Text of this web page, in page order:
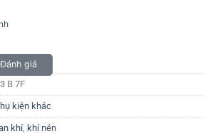
Đánh giá
B 7F
kiện khác
khí, khí nén